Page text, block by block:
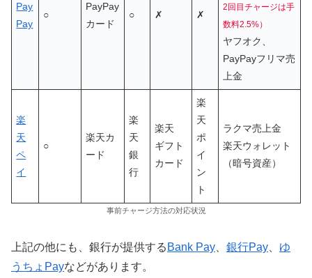
Pay
Pay
○
PayPay
カード
○ ✗ ✗
2回目チャージは手
数料2.5%）
ヤフオク、
PayPayフリマ売
上金
楽
天
ペ
イ
○
楽天カ
ード
楽
天
銀
行
楽天
ギフト
カード
楽
天
ポ
イ
ン
ト
ラクマ売上金
楽天ウォレット
（暗号資産）
事前チャージ方法の対応状況
上記の他にも、銀行が提供する Bank Pay 銀行Pay
ゆ
うちょPayなどがあります。